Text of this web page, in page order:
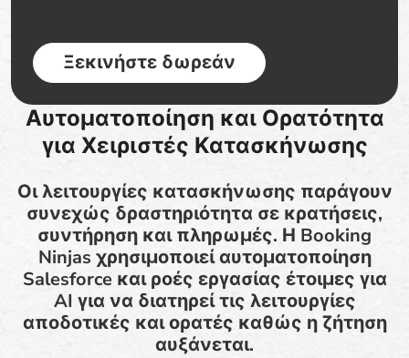
Ξεκινήστε δωρεάν
Αυτοματοποίηση και Ορατότητα
για Χειριστές Κατασκήνωσης
Οι λειτουργίες κατασκήνωσης παράγουν
συνεχώς δραστηριότητα σε κρατήσεις,
συντήρηση και πληρωμές. Η Booking
Ninjas χρησιμοποιεί αυτοματοποίηση
Salesforce και ροές εργασίας έτοιμες για
AI για να διατηρεί τις λειτουργίες
αποδοτικές και ορατές καθώς η ζήτηση
αυξάνεται.